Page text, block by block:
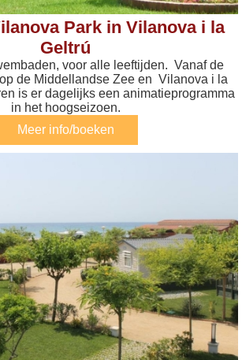
Park in Vilanova i la
Geltrú
voor alle leeftijden. Vanaf de
de Middellandse Zee en Vilanova i la
is er dagelijks een animatieprogramma
in het hoogseizoen.
Meer info/boeken